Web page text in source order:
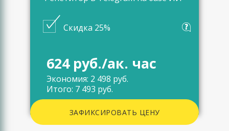
Скидка 25%
624 руб./ак. час
Экономия: 2 498 руб.
Итого: 7 493 руб.
ЗАФИКСИРОВАТЬ ЦЕНУ